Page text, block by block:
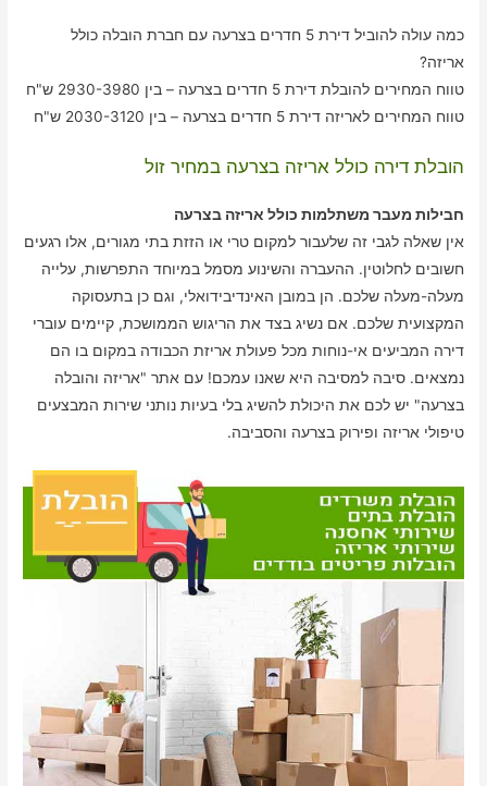
כמה עולה להוביל דירת 5 חדרים בצרעה עם חברת הובלה כולל
אריזה?
טווח המחירים להובלת דירת 5 חדרים בצרעה – בין 2930-3980 ש"ח
טווח המחירים לאריזה דירת 5 חדרים בצרעה – בין 2030-3120 ש"ח
הובלת דירה כולל אריזה בצרעה במחיר זול
חבילות מעבר משתלמות כולל אריזה בצרעה
אין שאלה לגבי זה שלעבור למקום טרי או הזזת בתי מגורים, אלו רגעים
חשובים לחלוטין. ההעברה והשינוע מסמל במיוחד התפרשות, עלייה
מעלה-מעלה שלכם. הן במובן האינדיבידואלי, וגם כן בתעסוקה
המקצועית שלכם. אם נשיג בצד את הריגוש הממושכת, קיימים עוברי
דירה המביעים אי-נוחות מכל פעולת אריזת הכבודה במקום בו הם
נמצאים. סיבה למסיבה היא שאנו עמכם! עם אתר "אריזה והובלה
בצרעה" יש לכם את היכולת להשיג בלי בעיות נותני שירות המבצעים
טיפולי אריזה ופירוק בצרעה והסביבה.